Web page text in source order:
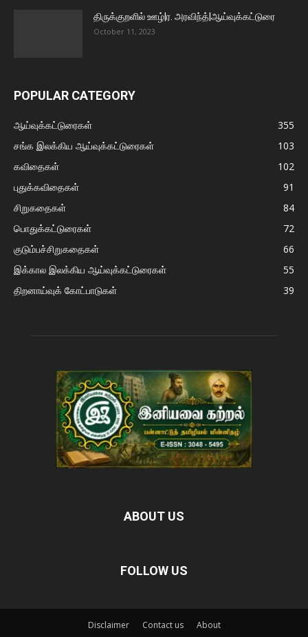
திருக்குறளில் ஊழ்|ர. அரவிந்த்|ஆய்வுக்கட்டுரை
October 11, 2023
POPULAR CATEGORY
ஆய்வுக்கட்டுரைகள்
355
சங்க இலக்கிய ஆய்வுக்கட்டுரைகள்
103
கவிதைகள்
102
புதுக்கவிதைகள்
91
சிறுகதைகள்
84
பொதுக்கட்டுரைகள்
72
குடும்பச்சிறுகதைகள்
66
இக்கால இலக்கிய ஆய்வுக்கட்டுரைகள்
55
திறனாய்வுக் கோட்பாடுகள்
39
ABOUT US
FOLLOW US
Disclaimer Contact us About